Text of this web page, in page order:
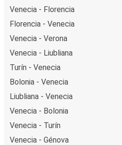
Venecia - Florencia
Florencia - Venecia
Venecia - Verona
Venecia - Liubliana
Turín - Venecia
Bolonia - Venecia
Liubliana - Venecia
Venecia - Bolonia
Venecia - Turín
Venecia - Génova